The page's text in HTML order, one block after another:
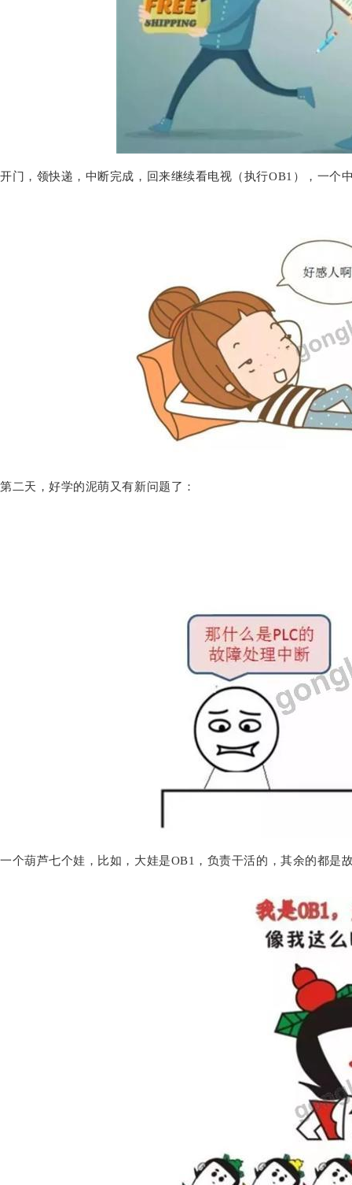
开门，领快递，中断完成，回来继续看电视（执行OB1），一个
第二天，好学的泥萌又有新问题了：
一个葫芦七个娃，比如，大娃是OB1，负责干活的，其余的都是